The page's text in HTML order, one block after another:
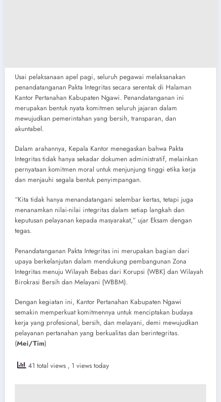
Usai pelaksanaan apel pagi, seluruh pegawai melaksanakan
penandatanganan Pakta Integritas secara serentak di Halaman
Kantor Pertanahan Kabupaten Ngawi. Penandatanganan ini
merupakan bentuk nyata komitmen seluruh jajaran dalam
mewujudkan pemerintahan yang bersih, transparan, dan
akuntabel.
Dalam arahannya, Kepala Kantor menegaskan bahwa Pakta
Integritas tidak hanya sekadar dokumen administratif, melainkan
pernyataan komitmen moral untuk menjunjung tinggi etika kerja
dan menjauhi segala bentuk penyimpangan.
“Kita tidak hanya menandatangani selembar kertas, tetapi juga
menanamkan nilai-nilai integritas dalam setiap langkah dan
keputusan pelayanan kepada masyarakat,” ujar Eksam dengan
tegas.
Penandatanganan Pakta Integritas ini merupakan bagian dari
upaya berkelanjutan dalam mendukung pembangunan Zona
Integritas menuju Wilayah Bebas dari Korupsi (WBK) dan Wilayah
Birokrasi Bersih dan Melayani (WBBM).
Dengan kegiatan ini, Kantor Pertanahan Kabupaten Ngawi
semakin memperkuat komitmennya untuk menciptakan budaya
kerja yang profesional, bersih, dan melayani, demi mewujudkan
pelayanan pertanahan yang berkualitas dan berintegritas.
(Mei/Tim)
41 total views , 1 views today